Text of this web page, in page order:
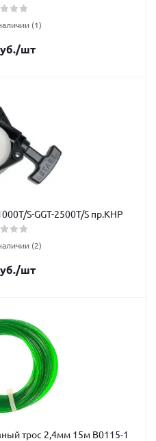
(1)
/шт
S-GGT-2500T/S пр.КНР
(2)
/шт
трос 2,4мм 15м В0115-1